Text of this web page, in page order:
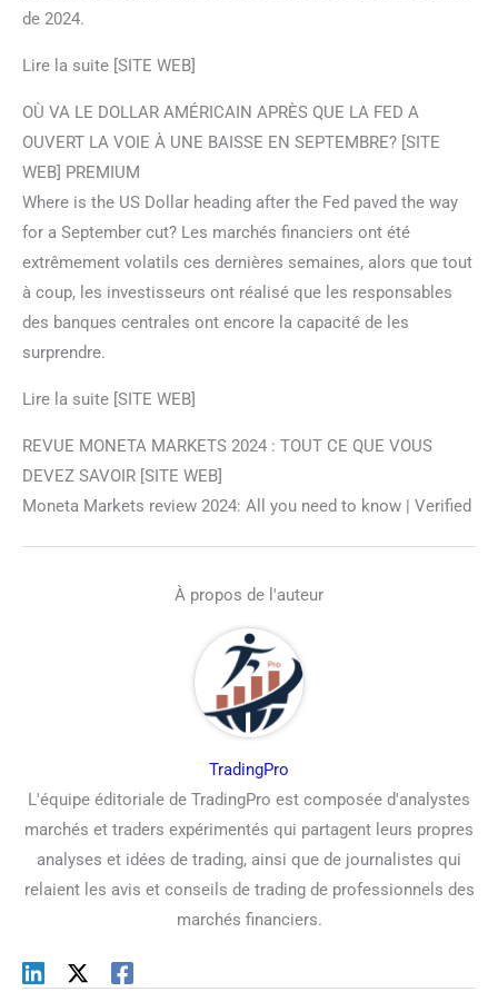
de 2024.
Lire la suite [SITE WEB]
OÙ VA LE DOLLAR AMÉRICAIN APRÈS QUE LA FED A
OUVERT LA VOIE À UNE BAISSE EN SEPTEMBRE? [SITE
WEB] PREMIUM
Where is the US Dollar heading after the Fed paved the way
for a September cut? Les marchés financiers ont été
extrêmement volatils ces dernières semaines, alors que tout
à coup, les investisseurs ont réalisé que les responsables
des banques centrales ont encore la capacité de les
surprendre.
Lire la suite [SITE WEB]
REVUE MONETA MARKETS 2024 : TOUT CE QUE VOUS
DEVEZ SAVOIR [SITE WEB]
Moneta Markets review 2024: All you need to know | Verified
À propos de l'auteur
TradingPro
L'équipe éditoriale de TradingPro est composée d'analystes
marchés et traders expérimentés qui partagent leurs propres
analyses et idées de trading, ainsi que de journalistes qui
relaient les avis et conseils de trading de professionnels des
marchés financiers.